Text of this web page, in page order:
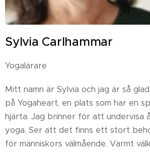
Sylvia Carlhammar
Yogalärare
Mitt namn är Sylvia och jag är så
på Yogaheart, en plats som har en
hjärta. Jag brinner för att undervisa
yoga. Ser att det finns ett stort
för människors välmående. Varmt